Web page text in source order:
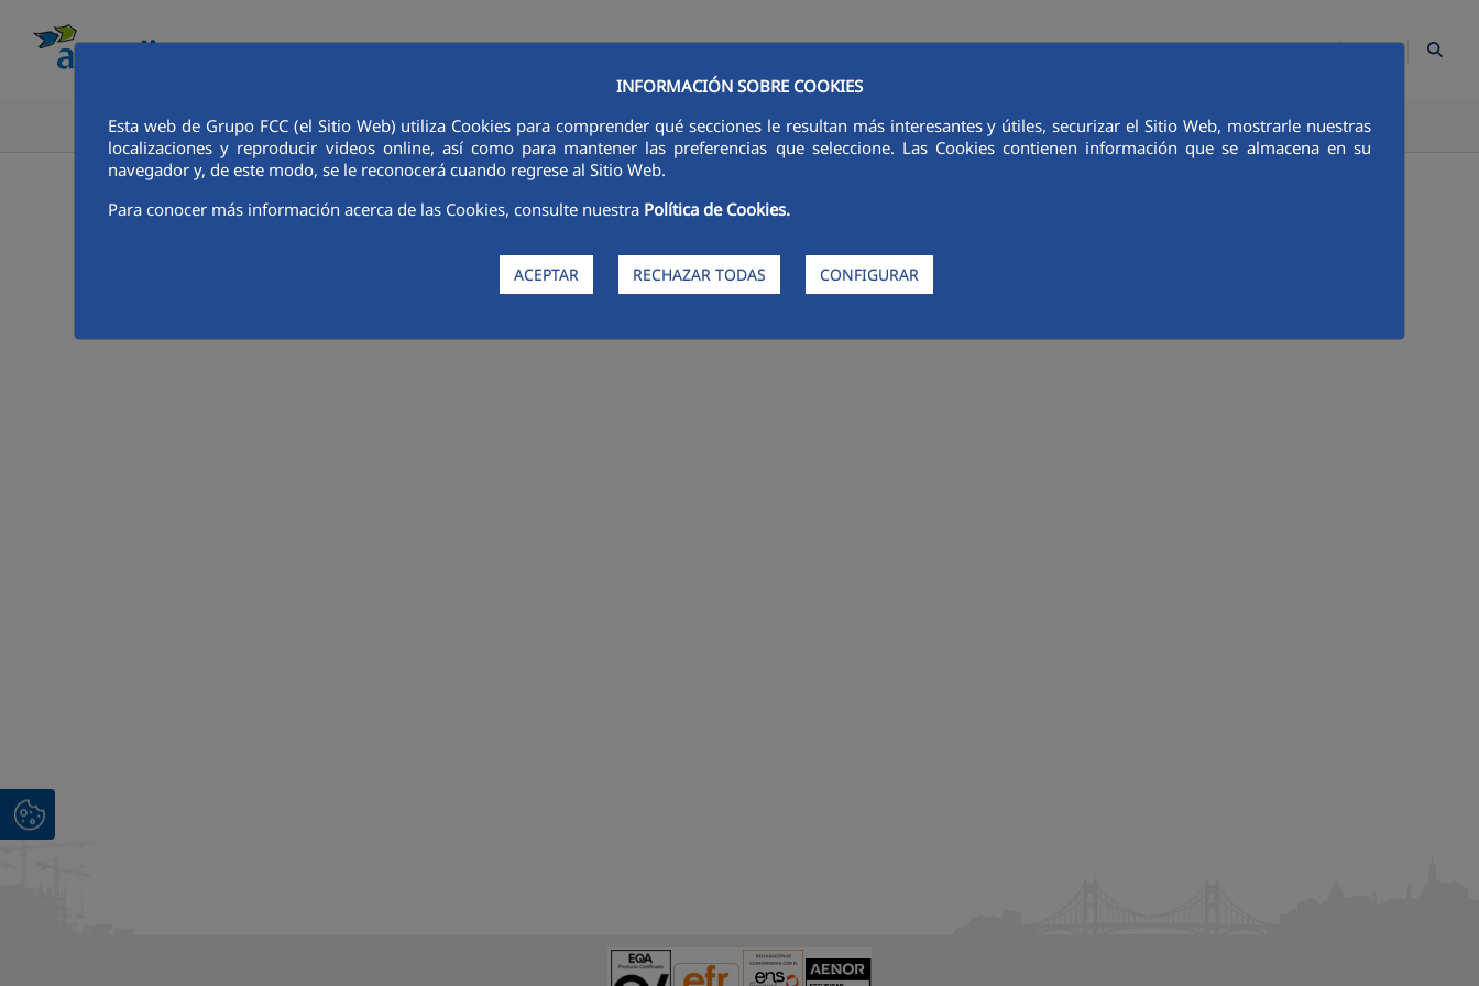
INFORMACIÓN SOBRE COOKIES
Esta web de Grupo FCC (el Sitio Web) utiliza Cookies para comprender qué secciones le resultan más interesantes y útiles, securizar el Sitio Web, mostrarle nuestras
localizaciones y reproducir videos online, así como para mantener las preferencias que seleccione. Las Cookies contienen información que se almacena en su
navegador y, de este modo, se le reconocerá cuando regrese al Sitio Web.
Para conocer más información acerca de las Cookies, consulte nuestra Política de Cookies.
ACEPTAR RECHAZAR TODAS CONFIGURAR
CONOCE AQUALIA ANALISTAS E INVERSORES INNOVACIÓN DIGITALIZACIÓN SOSTENIBILIDAD ÉTICA E INTEGRIDAD COMUNICACIÓN